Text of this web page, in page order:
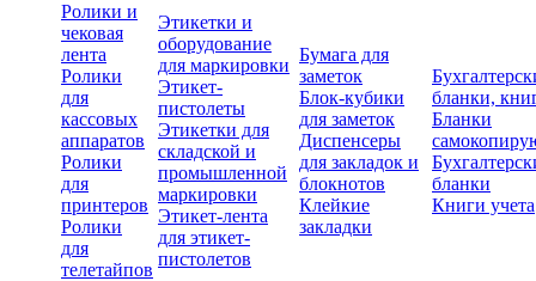
Ролики и
чековая
лента
Ролики
для
кассовых
аппаратов
Ролики
для
принтеров
Ролики
для
телетайпов
Этикетки и
оборудование
для маркировки
Этикет-
пистолеты
Этикетки для
складской и
промышленной
маркировки
Этикет-лента
для этикет-
пистолетов
Бумага для
заметок
Блок-кубики
для заметок
Диспенсеры
для закладок и
блокнотов
Клейкие
закладки
бланки,
Бланки
бланки
Книги учета